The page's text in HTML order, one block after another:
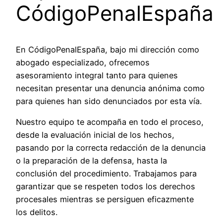
CódigoPenalEspaña
En CódigoPenalEspaña, bajo mi dirección como
abogado especializado, ofrecemos
asesoramiento integral tanto para quienes
necesitan presentar una denuncia anónima como
para quienes han sido denunciados por esta vía.
Nuestro equipo te acompaña en todo el proceso,
desde la evaluación inicial de los hechos,
pasando por la correcta redacción de la denuncia
o la preparación de la defensa, hasta la
conclusión del procedimiento. Trabajamos para
garantizar que se respeten todos los derechos
procesales mientras se persiguen eficazmente
los delitos.